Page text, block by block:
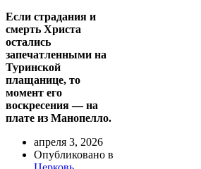
Если страдания и
смерть Христа
остались
запечатленными на
Туринской
плащанице, то
момент его
воскресения — на
плате из Манопелло.
апреля 3, 2026
Опубликовано в